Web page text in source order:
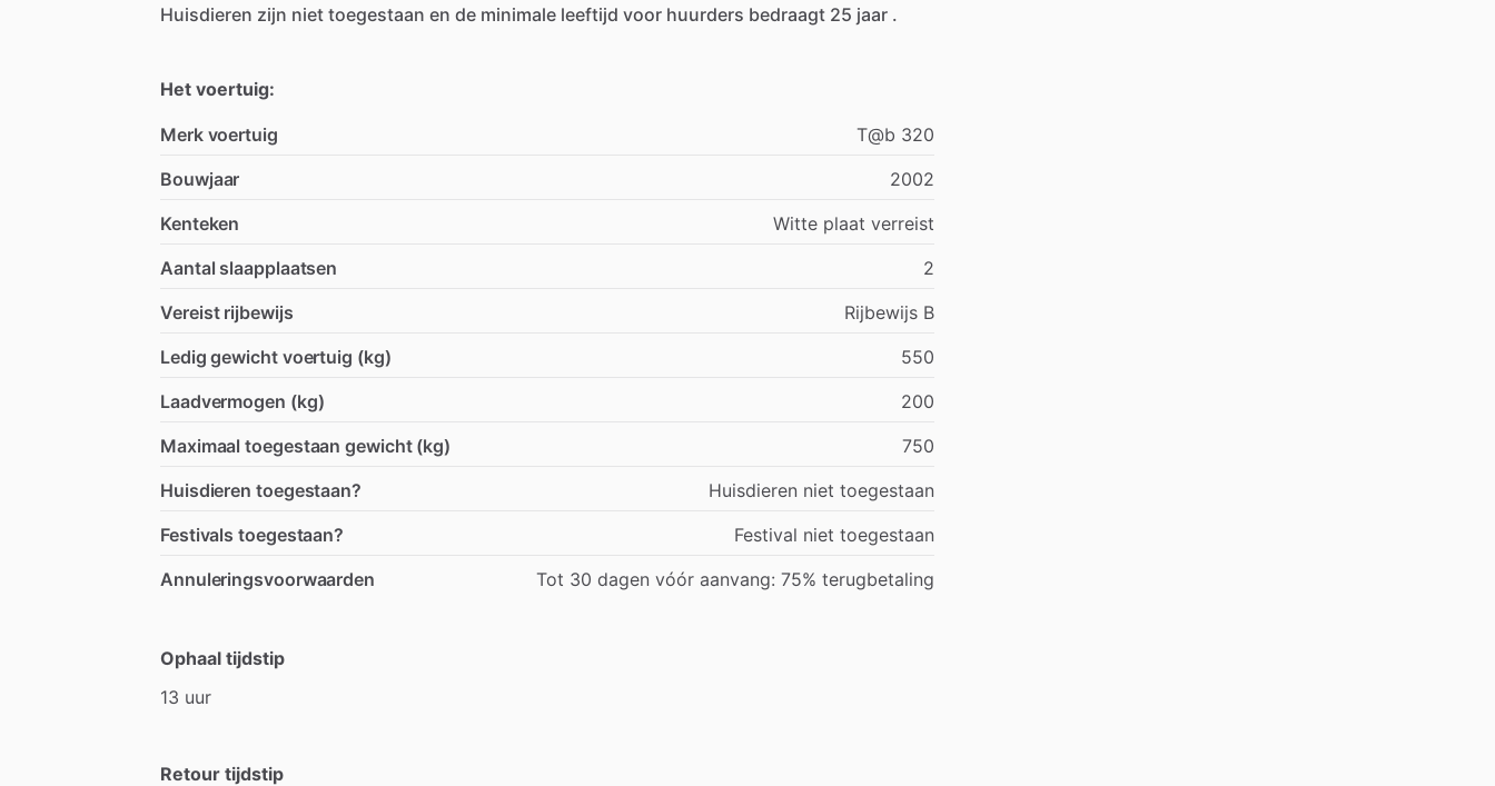
Huisdieren zijn niet toegestaan en de minimale leeftijd voor huurders bedraagt 25 jaar .
Het voertuig:
Merk voertuig
T@b 320
Bouwjaar
2002
Kenteken
Witte plaat verreist
Aantal slaapplaatsen
2
Vereist rijbewijs
Rijbewijs B
Ledig gewicht voertuig (kg)
550
Laadvermogen (kg)
200
Maximaal toegestaan gewicht (kg)
750
Huisdieren toegestaan?
Huisdieren niet toegestaan
Festivals toegestaan?
Festival niet toegestaan
Annuleringsvoorwaarden
Tot 30 dagen vóór aanvang: 75% terugbetaling
Ophaal tijdstip
13 uur
Retour tijdstip